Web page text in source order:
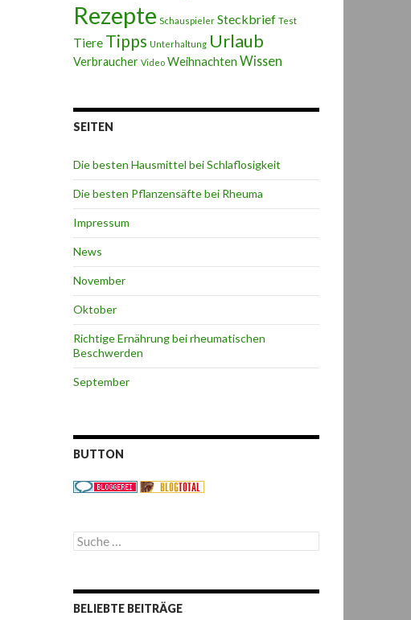
Rezepte Schauspieler Steckbrief Test
Tiere Tipps Unterhaltung Urlaub
Verbraucher Video Weihnachten Wissen
SEITEN
Die besten Hausmittel bei Schlaflosigkeit
Die besten Pflanzensäfte bei Rheuma
Impressum
News
November
Oktober
Richtige Ernährung bei rheumatischen
Beschwerden
September
BUTTON
S
u
e
n
BELIEBTE BEITRÄGE